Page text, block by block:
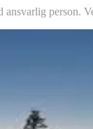
ansvarlig person.